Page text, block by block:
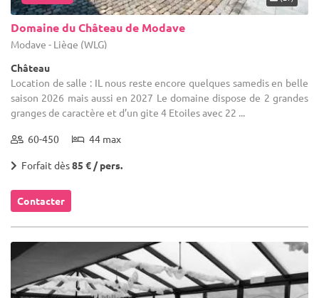
Domaine du Château de Modave
Modave - Liège (WLG)
Château
Location de salle : IL nous reste encore quelques samedis en belle
saison 2026 mais aussi en 2027 Le domaine dispose de 2 grandes
granges de caractère et d’un gite 4 Etoiles avec 22 ...
60-450 44 max
Forfait dès85 € / pers.
Contacter